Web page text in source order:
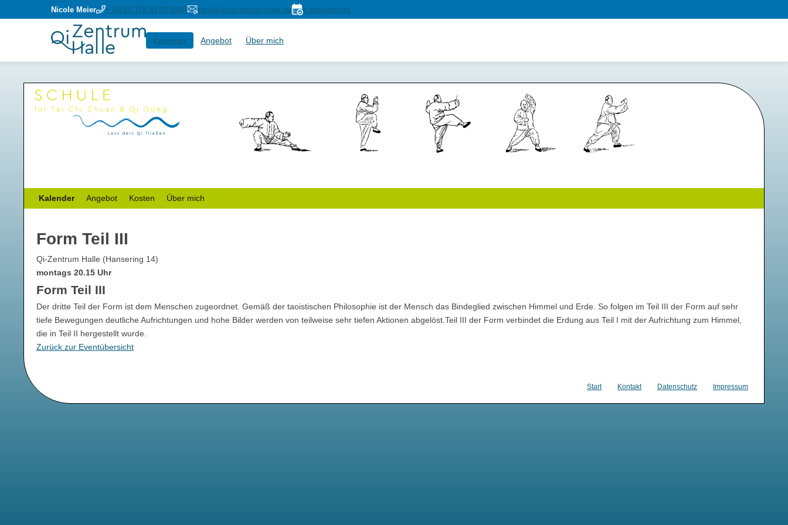
Nicole Meier + 49 (0) 176 83 02 6949 nicole(at)qizentrum-halle.de Kursübersicht
Navigation
überspringen
Kalender Angebot Über mich
Navigation
Kalender Angebot Kosten Über mich
Form Teil III
Qi-Zentrum Halle (Hansering 14)
montags 20.15 Uhr
Form Teil III
Der dritte Teil der Form ist dem Menschen zugeordnet. Gemäß der taoistischen Philosophie ist der Mensch das Bindeglied zwischen Himmel und Erde. So folgen im Teil III der Form auf sehr
tiefe Bewegungen deutliche Aufrichtungen und hohe Bilder werden von teilweise sehr tiefen Aktionen abgelöst.Teil III der Form verbindet die Erdung aus Teil I mit der Aufrichtung zum Himmel,
die in Teil II hergestellt wurde.
Zurück zur Eventübersicht
Navigation
überspringen
Impressum
Datenschutz
Kontakt
Start